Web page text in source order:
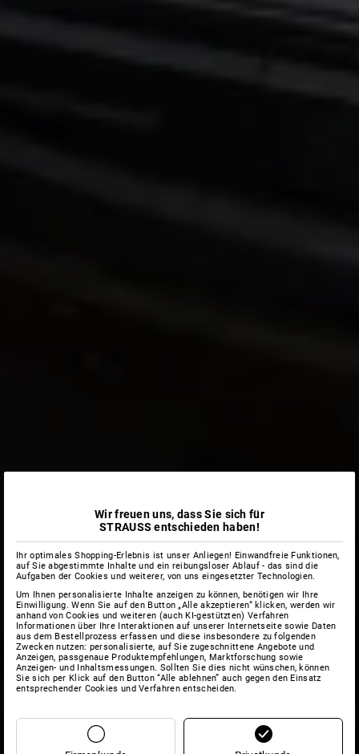
Wir freuen uns, dass Sie sich für
STRAUSS entschieden haben!
Ihr optimales Shopping-Erlebnis ist unser Anliegen! Einwandfreie Funktionen,
auf Sie abgestimmte Inhalte und ein reibungsloser Ablauf - das sind die
Aufgaben der Cookies und weiterer, von uns eingesetzter Technologien.
Um Ihnen personalisierte Inhalte anzeigen zu können, benötigen wir Ihre
Einwilligung. Wenn Sie auf den Button „Alle akzeptieren“ klicken, werden wir
anhand von Cookies und weiteren (auch KI-gestützten) Verfahren
Informationen über Ihre Interaktionen auf unserer Internetseite sowie Daten
aus dem Bestellprozess erfassen und diese insbesondere zu folgenden
Zwecken nutzen: personalisierte, auf Sie zugeschnittene Angebote und
Anzeigen, passgenaue Produktempfehlungen, Marktforschung sowie
Anzeigen- und Inhaltsmessungen. Sollten Sie dies nicht wünschen, können
Sie sich per Klick auf den Button “Alle ablehnen” auch gegen den Einsatz
entsprechender Cookies und Verfahren entscheiden.